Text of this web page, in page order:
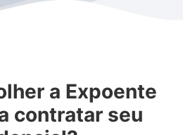
a Expoente
contratar seu